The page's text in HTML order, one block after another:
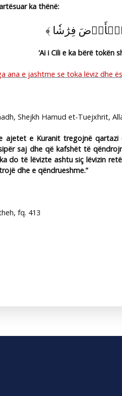
ka thënë:
ٱلۡأَرۡضَ فِرَٰشٗا ﴾
‘Ai i Cili e ka bërë tokën
ana e jashtme se toka lëviz dhe
Shejkh Hamud et-Tuejxhrit,
ajetet e Kuranit tregojnë
saj dhe që kafshët të
do të lëvizte ashtu siç lëvizin
dhe e qëndrueshme.”
fq. 413